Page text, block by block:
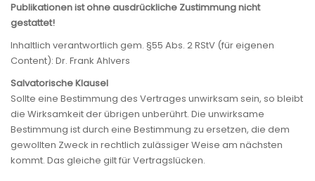
Publikationen ist ohne ausdrückliche Zustimmung nicht
gestattet!
Inhaltlich verantwortlich gem. §55 Abs. 2 RStV (für eigenen
Content): Dr. Frank Ahlvers
Salvatorische Klausel
Sollte eine Bestimmung des Vertrages unwirksam sein, so bleibt
die Wirksamkeit der übrigen unberührt. Die unwirksame
Bestimmung ist durch eine Bestimmung zu ersetzen, die dem
gewollten Zweck in rechtlich zulässiger Weise am nächsten
kommt. Das gleiche gilt für Vertragslücken.